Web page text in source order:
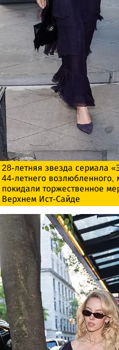
28-летняя звезда сериала
44-летнего возлюбленного,
покидали торжественное
Верхнем Ист-Сайде